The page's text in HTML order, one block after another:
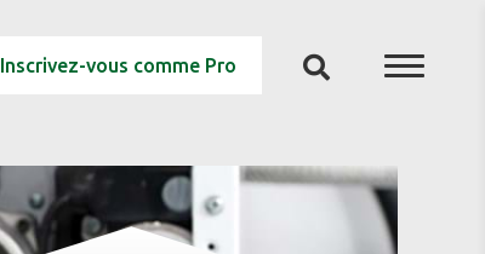
Inscrivez-vous comme Pro